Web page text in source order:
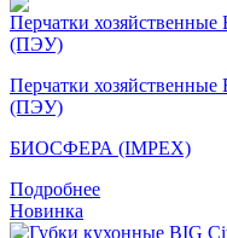
Перчатки
(ПЭУ)
БИОСФЕРА (IMPEX)
Подробнее
Новинка